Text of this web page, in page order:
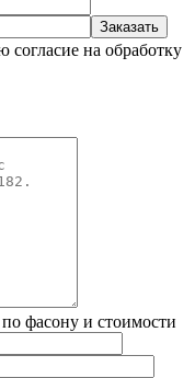
на обработку
фасону и стоимости